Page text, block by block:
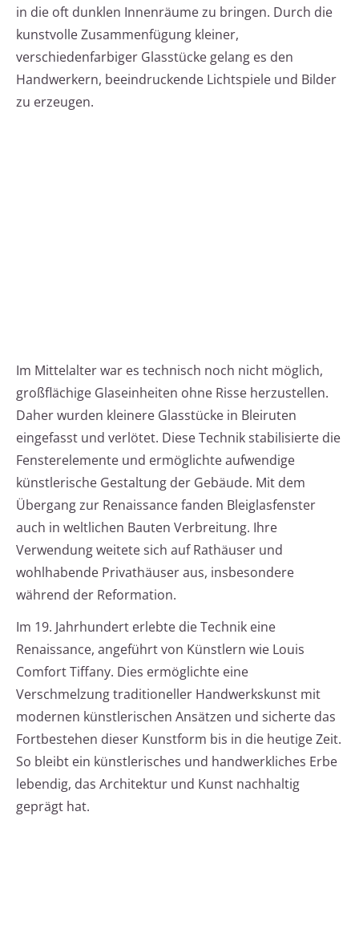
in die oft dunklen Innenräume zu bringen. Durch die
kunstvolle Zusammenfügung kleiner,
verschiedenfarbiger Glasstücke gelang es den
Handwerkern, beeindruckende Lichtspiele und Bilder
zu erzeugen.
Im Mittelalter war es tech­nisch noch nicht möglich,
großflächige Glas­ein­hei­ten ohne Risse herzustellen.
Daher wurden kleinere Glasstücke in Bleiruten
eingefasst und verlötet. Diese Technik stabilisierte die
Fensterelemente und ermöglichte aufwendige
künstlerische Gestaltung der Gebäude. Mit dem
Übergang zur Renaissance fanden Bleiglasfenster
auch in weltlichen Bauten Verbreitung. Ihre
Verwendung weitete sich auf Rathäuser und
wohlhabende Privat­häuser aus, insbesondere
während der Reformation.
Im 19. Jahrhundert erlebte die Technik eine
Renaissance, angeführt von Künstlern wie Louis
Comfort Tiffany. Dies ermöglichte eine
Verschmelzung traditioneller Handwerkskunst mit
modernen künstlerischen Ansätzen und sicherte das
Fortbestehen dieser Kunstform bis in die heutige Zeit.
So bleibt ein künstlerisches und handwerkliches Erbe
lebendig, das Architektur und Kunst nachhaltig
geprägt hat.